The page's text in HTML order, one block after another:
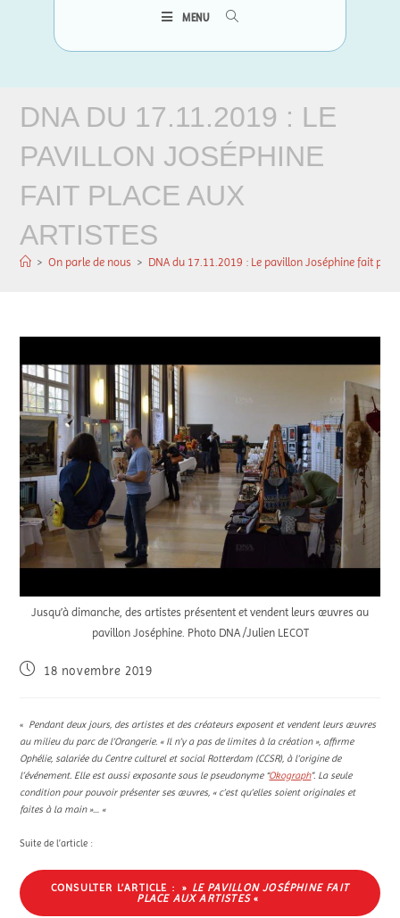
MENU
DNA DU 17.11.2019 : LE
PAVILLON JOSÉPHINE
FAIT PLACE AUX
ARTISTES
> On parle de nous > DNA du 17.11.2019 : Le pavillon Joséphine fait
Jusqu’à dimanche, des artistes présentent et vendent leurs œuvres au
pavillon Joséphine. Photo DNA /Julien LECOT
18 novembre 2019
« Pendant deux jours, des artistes et des créateurs exposent et vendent leurs œuvres
au milieu du parc de l’Orangerie. « Il n’y a pas de limites à la création », affirme
Ophélie, salariée du Centre culturel et social Rotterdam (CCSR), à l’origine de
l’événement. Elle est aussi exposante sous le pseudonyme “Okograph”. La seule
condition pour pouvoir présenter ses œuvres, « c’est qu’elles soient originales et
faites à la main »… «
Suite de l’article :
CONSULTER L’ARTICLE : » LE PAVILLON JOSÉPHINE FAIT
PLACE AUX ARTISTES«